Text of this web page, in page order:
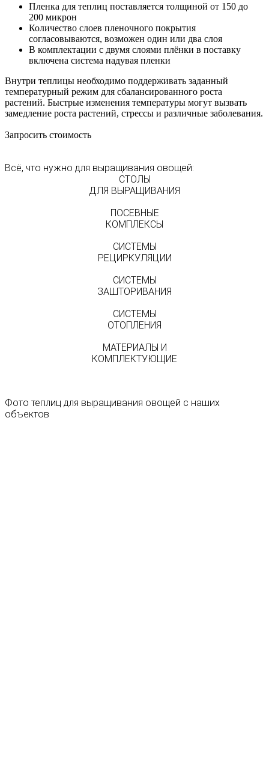
Пленка для теплиц поставляется толщиной от 150 до
200 микрон
Количество слоев пленочного покрытия
согласовываются, возможен один или два слоя
В комплектации с двумя слоями плёнки в поставку
включена система надувая пленки
Внутри теплицы необходимо поддерживать заданный
температурный режим для сбалансированного роста
растений. Быстрые изменения температуры могут вызвать
замедление роста растений, стрессы и различные заболевания.
Запросить стоимость
Всё, что нужно для выращивания овощей:
СТОЛЫ
ДЛЯ ВЫРАЩИВАНИЯ
ПОСЕВНЫЕ
КОМПЛЕКСЫ
СИСТЕМЫ
РЕЦИРКУЛЯЦИИ
СИСТЕМЫ
ЗАШТОРИВАНИЯ
СИСТЕМЫ
ОТОПЛЕНИЯ
МАТЕРИАЛЫ И
КОМПЛЕКТУЮЩИЕ
Фото теплиц для выращивания овощей с наших
объектов